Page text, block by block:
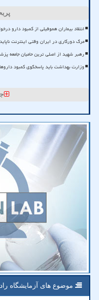
انتقاد بیماران هموفیلی از کمبود دارو
مرگ دورکاری در ایران وقتی اینترنت
رهبر شهید از اصلی ترین حامیان جامعه
وزارت بهداشت باید پاسخگوی کمبود
موضوع های آزمایشگاه